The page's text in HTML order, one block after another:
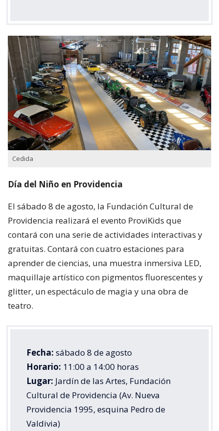
Cedida
Día del Niño en Providencia
El sábado 8 de agosto, la Fundación Cultural de
Providencia realizará el evento ProviKids que
contará con una serie de actividades interactivas y
gratuitas. Contará con cuatro estaciones para
aprender de ciencias, una muestra inmersiva LED,
maquillaje artístico con pigmentos fluorescentes y
glitter, un espectáculo de magia y una obra de
teatro.
Fecha: sábado 8 de agosto
Horario: 11:00 a 14:00 horas
Lugar: Jardín de las Artes, Fundación
Cultural de Providencia (Av. Nueva
Providencia 1995, esquina Pedro de
Valdivia)